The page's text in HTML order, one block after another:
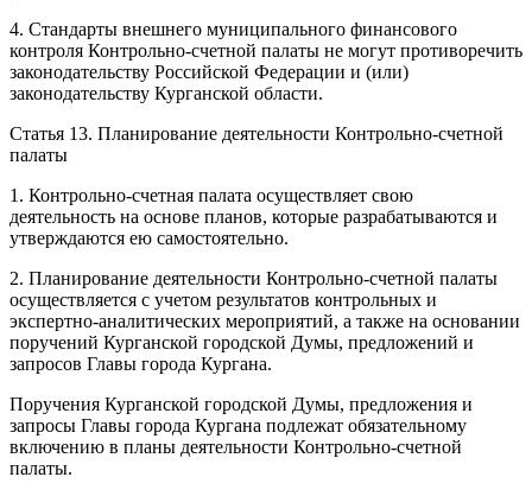
4. Стандарты внешнего муниципального финансового
контроля Контрольно-счетной палаты не могут противоречить
законодательству Российской Федерации и (или)
законодательству Курганской области.
Статья 13. Планирование деятельности Контрольно-счетной
палаты
1. Контрольно-счетная палата осуществляет свою
деятельность на основе планов, которые разрабатываются и
утверждаются ею самостоятельно.
2. Планирование деятельности Контрольно-счетной палаты
осуществляется с учетом результатов контрольных и
экспертно-аналитических мероприятий, а также на основании
поручений Курганской городской Думы, предложений и
запросов Главы города Кургана.
Поручения Курганской городской Думы, предложения и
запросы Главы города Кургана подлежат обязательному
включению в планы деятельности Контрольно-счетной
палаты.